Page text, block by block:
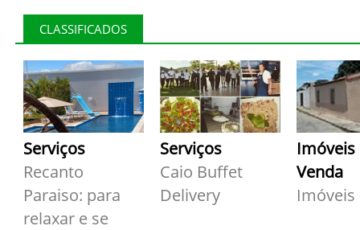
CLASSIFICADOS
Serviços
Recanto
Paraiso: para
relaxar e se
Serviços
Caio Buffet
Delivery
Imóveis
Venda
Imóveis